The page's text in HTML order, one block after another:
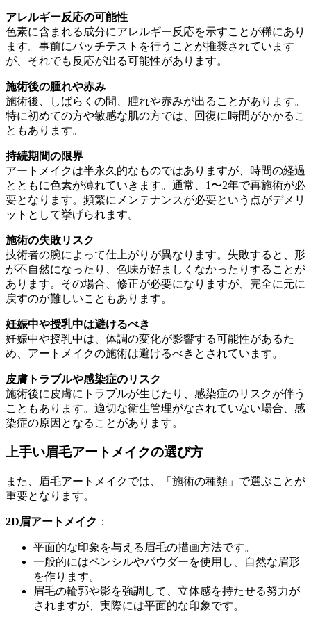
アレルギー反応の可能性
色素に含まれる成分にアレルギー反応を示すことが稀にあり
ます。事前にパッチテストを行うことが推奨されています
が、それでも反応が出る可能性があります。
施術後の腫れや赤み
施術後、しばらくの間、腫れや赤みが出ることがあります。
特に初めての方や敏感な肌の方では、回復に時間がかかるこ
ともあります。
持続期間の限界
アートメイクは半永久的なものではありますが、時間の経過
とともに色素が薄れていきます。通常、1〜2年で再施術が必
要となります。頻繁にメンテナンスが必要という点がデメリ
ットとして挙げられます。
施術の失敗リスク
技術者の腕によって仕上がりが異なります。失敗すると、形
が不自然になったり、色味が好ましくなかったりすることが
あります。その場合、修正が必要になりますが、完全に元に
戻すのが難しいこともあります。
妊娠中や授乳中は避けるべき
妊娠中や授乳中は、体調の変化が影響する可能性があるた
め、アートメイクの施術は避けるべきとされています。
皮膚トラブルや感染症のリスク
施術後に皮膚にトラブルが生じたり、感染症のリスクが伴う
こともあります。適切な衛生管理がなされていない場合、感
染症の原因となることがあります。
上手い眉毛アートメイクの選び方
また、眉毛アートメイクでは、「施術の種類」で選ぶことが
重要となります。
2D眉アートメイク ：
平面的な印象を与える眉毛の描画方法です。
一般的にはペンシルやパウダーを使用し、自然な眉形
を作ります。
眉毛の輪郭や影を強調して、立体感を持たせる努力が
されますが、実際には平面的な印象です。